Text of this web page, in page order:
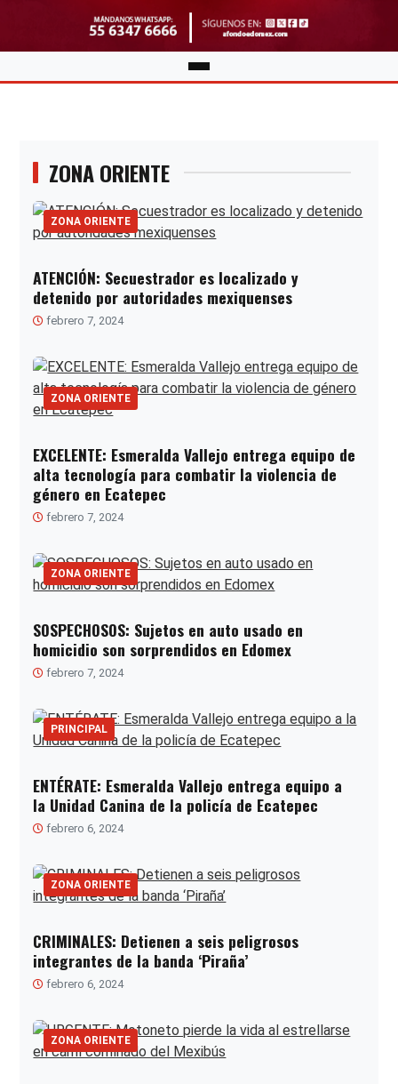
ZONA ORIENTE
ZONA ORIENTE
ATENCIÓN: Secuestrador es localizado y
detenido por autoridades mexiquenses
febrero 7, 2024
ZONA ORIENTE
EXCELENTE: Esmeralda Vallejo entrega equipo de
alta tecnología para combatir la violencia de
género en Ecatepec
febrero 7, 2024
ZONA ORIENTE
SOSPECHOSOS: Sujetos en auto usado en
homicidio son sorprendidos en Edomex
febrero 7, 2024
PRINCIPAL
ENTÉRATE: Esmeralda Vallejo entrega equipo a
la Unidad Canina de la policía de Ecatepec
febrero 6, 2024
ZONA ORIENTE
CRIMINALES: Detienen a seis peligrosos
integrantes de la banda ‘Piraña’
febrero 6, 2024
ZONA ORIENTE